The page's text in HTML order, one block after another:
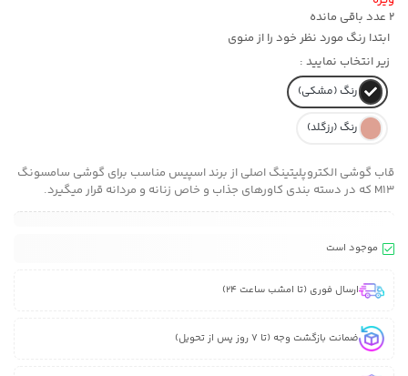
2 عدد باقی مانده
ابتدا رنگ مورد نظر خود را از منوی
زیر انتخاب نمایید :
رنگ (مشکی)
رنگ (رزگلد)
قاب گوشی الکتروپلیتینگ اصلی از برند اسپیس مناسب برای گوشی سامسونگ
M13 که در دسته بندی کاورهای جذاب و خاص زنانه و مردانه قرار میگیرد.
موجود است
ارسال فوری (تا امشب ساعت 24)
ضمانت بازگشت وجه (تا 7 روز پس از تحویل)